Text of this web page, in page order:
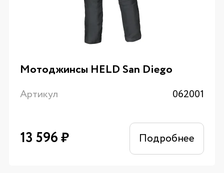
Мотоджинсы HELD San Diego
Артикул 062001
13 596₽ Подробнее